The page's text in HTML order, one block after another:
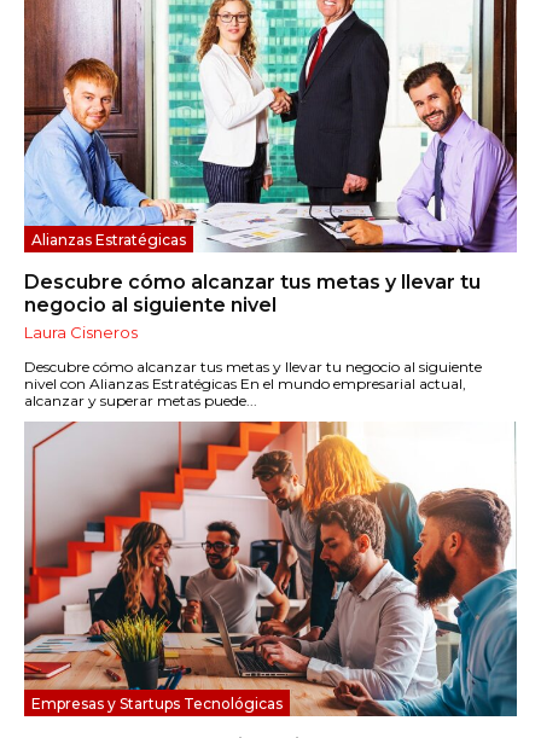
Alianzas Estratégicas
Descubre cómo alcanzar tus metas y llevar tu
negocio al siguiente nivel
Laura Cisneros
Descubre cómo alcanzar tus metas y llevar tu negocio al siguiente
nivel con Alianzas Estratégicas En el mundo empresarial actual,
alcanzar y superar metas puede...
Empresas y Startups Tecnológicas